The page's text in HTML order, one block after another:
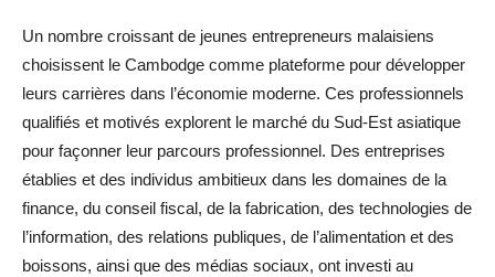
Un nombre croissant de jeunes entrepreneurs malaisiens
choisissent le Cambodge comme plateforme pour développer
leurs carrières dans l’économie moderne. Ces professionnels
qualifiés et motivés explorent le marché du Sud-Est asiatique
pour façonner leur parcours professionnel. Des entreprises
établies et des individus ambitieux dans les domaines de la
finance, du conseil fiscal, de la fabrication, des technologies de
l’information, des relations publiques, de l’alimentation et des
boissons, ainsi que des médias sociaux, ont investi au